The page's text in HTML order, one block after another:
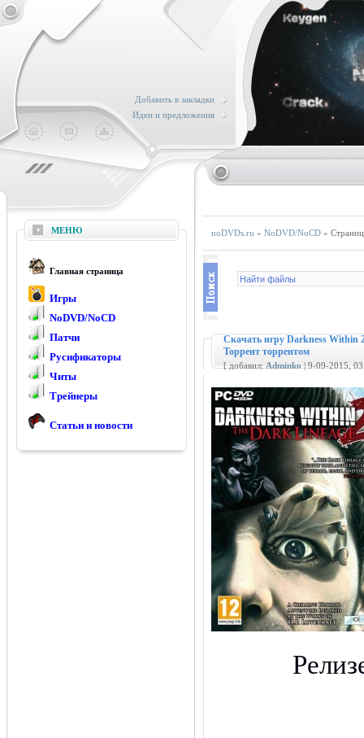
Добавить в закладки
Идеи и предложения
МЕНЮ
Главная страница
Игры
NoDVD/NoCD
Патчи
Русификаторы
Читы
Трейнеры
Статьи и новости
noDVDs.ru » NoDVD/NoCD »
Скачать игру Darkness Within
Торрент торрентом
[ добавил: Adminko | 9-09-2015,